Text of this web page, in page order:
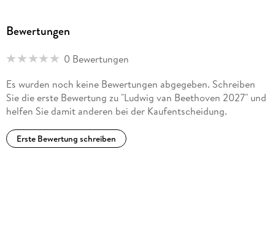
Bewertungen
0 Bewertungen
Es wurden noch keine Bewertungen abgegeben. Schreiben
Sie die erste Bewertung zu "Ludwig van Beethoven 2027" und
helfen Sie damit anderen bei der Kaufentscheidung.
Erste Bewertung schreiben